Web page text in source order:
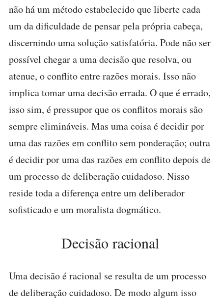
não há um método estabelecido que liberte cada
um da dificuldade de pensar pela própria cabeça,
discernindo uma solução satisfatória. Pode não ser
possível chegar a uma decisão que resolva, ou
atenue, o conflito entre razões morais. Isso não
implica tomar uma decisão errada. O que é errado,
isso sim, é pressupor que os conflitos morais são
sempre elimináveis. Mas uma coisa é decidir por
uma das razões em conflito sem ponderação; outra
é decidir por uma das razões em conflito depois de
um processo de deliberação cuidadoso. Nisso
reside toda a diferença entre um deliberador
sofisticado e um moralista dogmático.
Decisão racional
Uma decisão é racional se resulta de um processo
de deliberação cuidadoso. De modo algum isso